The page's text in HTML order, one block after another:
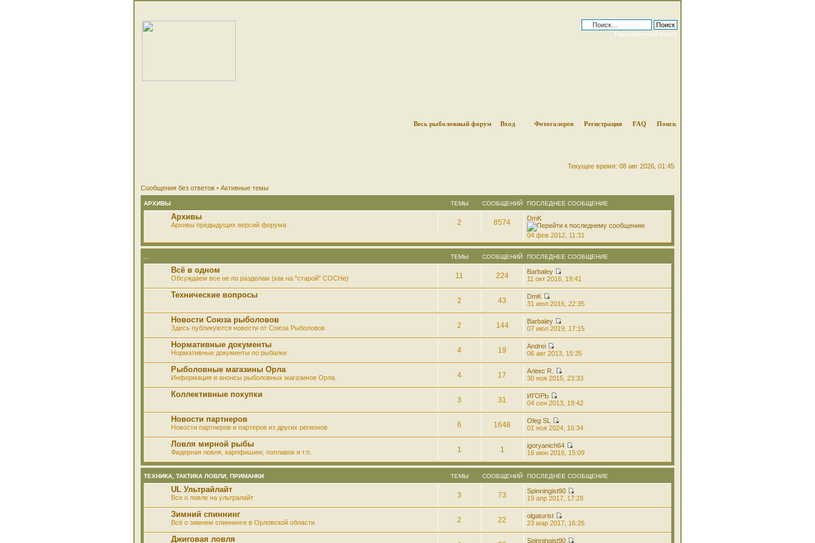
Расширенный поиск
Весь рыболовный форум Вход Фотогалерея Регистрация FAQ Поиск
Текущее время: 08 авг 2026, 01:45
Сообщения без ответов • Активные темы
АРХИВЫ ТЕМЫ СООБЩЕНИЙ ПОСЛЕДНЕЕ СООБЩЕНИЕ
Архивы
Архивы предыдущих версий форума 2 8574 DmK
04 фев 2012, 11:31
ТЕМЫ СООБЩЕНИЙ ПОСЛЕДНЕЕ СООБЩЕНИЕ
Всё в одном
Обсуждаем все не по разделам (как на "старой" СОСНе) 11 224
Barbaley
11 окт 2016, 19:41
Технические вопросы
2 43
DmK
31 июл 2016, 22:35
Новости Союза рыболовов
Здесь публикуются новости от Союза Рыболовов 2 144
Barbaley
07 июл 2019, 17:15
Нормативные документы
Нормативные документы по рыбалке 4 19
Andrei
06 авг 2013, 15:35
Рыболовные магазины Орла
Информация и анонсы рыболовных магазинов Орла. 4 17
Алекс R.
30 ноя 2015, 23:33
Коллективные покупки
3 31
ИГОРЬ
04 сен 2013, 19:42
Новости партнеров
Новости партнеров и партеров из других регионов 6 1648
Oleg SL
01 ноя 2024, 16:34
Ловля мирной рыбы
Фидерная ловля, карпфишинг, поплавок и т.п. 1 1
igoryanich64
16 июн 2016, 15:09
ТЕХНИКА, ТАКТИКА ЛОВЛИ, ПРИМАНКИ ТЕМЫ СООБЩЕНИЙ ПОСЛЕДНЕЕ СООБЩЕНИЕ
UL Ультрайлайт
Все о ловле на ультралайт 3 73
Spinningist90
19 апр 2017, 17:28
Зимний спиннинг
Всё о зимнем спиннинге в Орловской области 2 22
olgaturist
23 мар 2017, 16:26
Джиговая ловля Spinningist90